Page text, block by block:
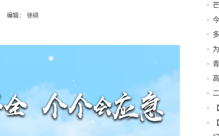
编辑： 徐硕
启
教
喝
风